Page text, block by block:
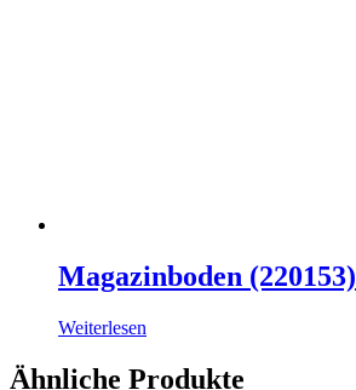
Magazinboden (220153)
Weiterlesen
Ähnliche Produkte